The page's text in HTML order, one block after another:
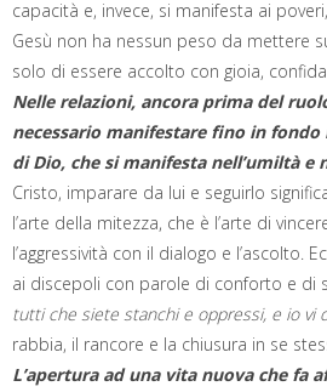
capacità e, invece, si manifesta ai
Gesù non ha nessun peso da mettere
solo di essere accolto con gioia,
Nelle relazioni, ancora prima del
necessario manifestare fino in fondo
di Dio, che si manifesta nell’umiltà e
Cristo, imparare da lui e seguirlo
l’arte della mitezza, che è l’arte di
l’aggressività con il dialogo e l’ascolto.
ai discepoli con parole di conforto e di
tutti che siete stanchi e oppressi, e io vi
rabbia, il rancore e la chiusura in se
L’apertura ad una vita nuova che fa